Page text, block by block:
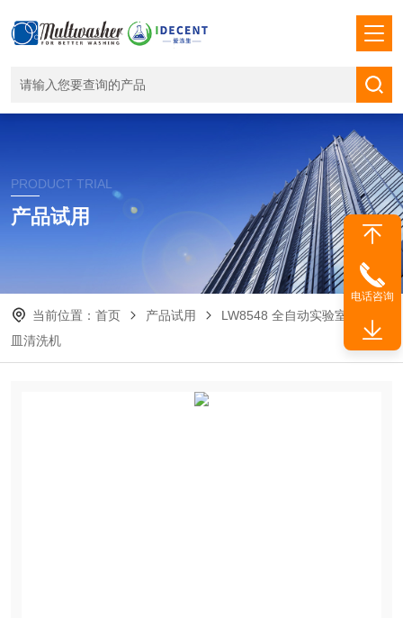
PRODUCT TRIAL
产品试用
当前位置： 首页 产品试用
LW8548 全自动实验室玻璃器
皿清洗机
电话咨询